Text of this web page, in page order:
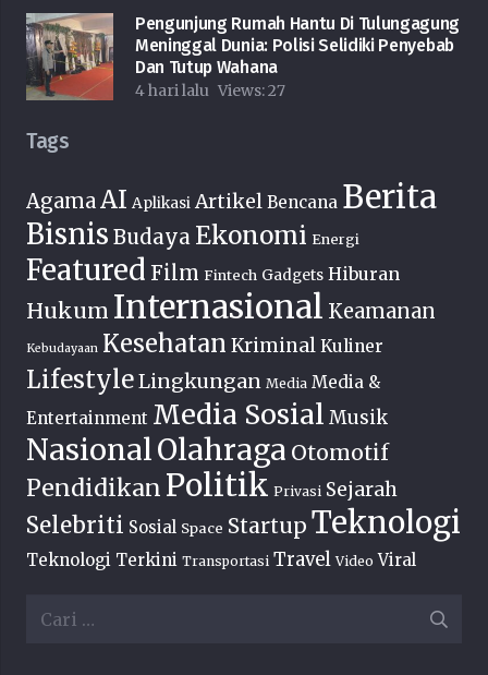
Pengunjung Rumah Hantu Di Tulungagung
Meninggal Dunia: Polisi Selidiki Penyebab
Dan Tutup Wahana
4 hari lalu Views:27
Tags
AgamaAI Aplikasi Artikel Bencana Berita
Bisnis Budaya Ekonomi Energi
Featured Film Fintech Gadgets Hiburan
Hukum Internasional Keamanan
Kebudayaan Kesehatan Kriminal Kuliner
LifestyleLingkungan Media Media &
Entertainment Media Sosial Musik
NasionalOlahraga Otomotif
Pendidikan Politik Privasi Sejarah
Selebriti Sosial Space Startup Teknologi
Teknologi Terkini Transportasi Travel Video Viral
Cari